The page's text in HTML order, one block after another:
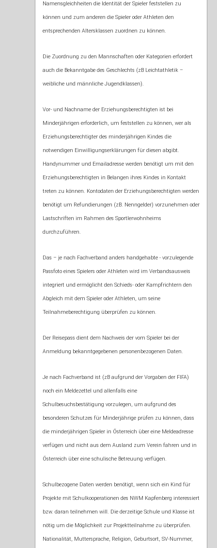
Namensgleichheiten die Identität der Spieler feststellen zu
können und zum anderen die Spieler oder Athleten den
entsprechenden Altersklassen zuordnen zu können.
Die Zuordnung zu den Mannschaften oder Kategorien erfordert
auch die Bekanntgabe des Geschlechts (zB Leichtathletik –
weibliche und männliche Jugendklassen).
Vor- und Nachname der Erziehungsberechtigten ist bei
Minderjährigen erforderlich, um feststellen zu können, wer als
Erziehungsberechtigter des minderjährigen Kindes die
notwendigen Einwilligungserklärungen für diesen abgibt.
Handynummer und Emailadresse werden benötigt um mit den
Erziehungsberechtigten in Belangen ihres Kindes in Kontakt
treten zu können. Kontodaten der Erziehungsberechtigten werden
benötigt um Refundierungen (zB. Nenngelder) vorzunehmen oder
Lastschriften im Rahmen des Sportlerwohnheims
durchzuführen.
Das – je nach Fachverband anders handgehabte - vorzulegende
Passfoto eines Spielers oder Athleten wird im Verbandsausweis
integriert und ermöglicht den Schieds- oder Kampfrichtern den
Abgleich mit dem Spieler oder Athleten, um seine
Teilnahmeberechtigung überprüfen zu können.
Der Reisepass dient dem Nachweis der vom Spieler bei der
Anmeldung bekanntgegebenen personenbezogenen Daten.
Je nach Fachverband ist (zB aufgrund der Vorgaben der FIFA)
noch ein Meldezettel und allenfalls eine
Schulbesuchsbestätigung vorzulegen, um aufgrund des
besonderen Schutzes für Minderjährige prüfen zu können, dass
die minderjährigen Spieler in Österreich über eine Meldeadresse
verfügen und nicht aus dem Ausland zum Verein fahren und in
Österreich über eine schulische Betreuung verfügen.
Schulbezogene Daten werden benötigt, wenn sich ein Kind für
Projekte mit Schulkooperationen des NWM Kapfenberg interessiert
bzw. daran teilnehmen will. Die derzeitige Schule und Klasse ist
nötig um die Möglichkeit zur Projektteilnahme zu überprüfen.
Nationalität, Muttersprache, Religion, Geburtsort, SV-Nummer,